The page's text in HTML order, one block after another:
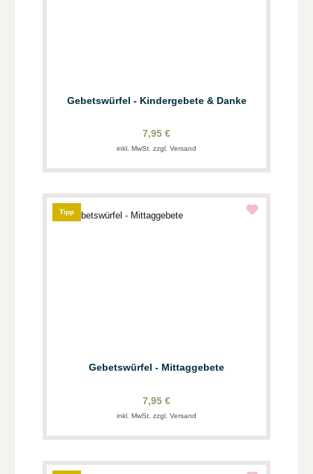
Gebetswürfel - Kindergebete & Danke
7,95 €
inkl. MwSt. zzgl. Versand
Tipp
Gebetswürfel - Mittaggebete
7,95 €
inkl. MwSt. zzgl. Versand